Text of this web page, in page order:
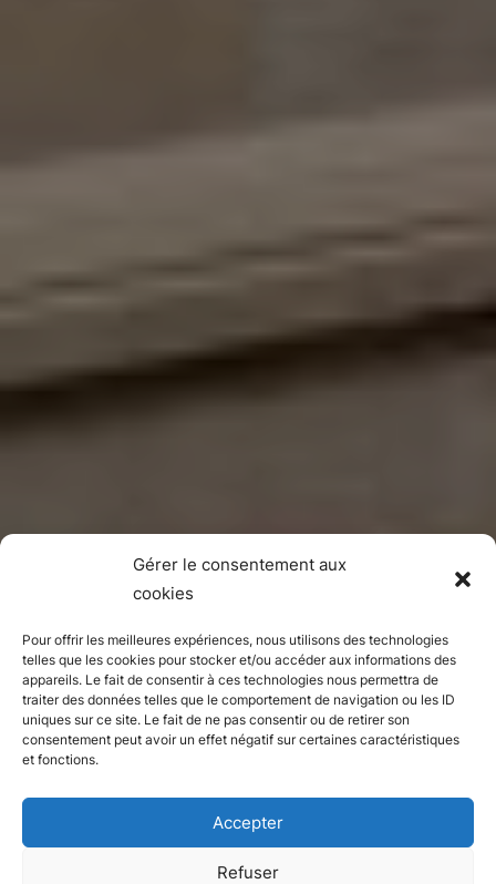
Gérer le consentement aux
cookies
Pour offrir les meilleures expériences, nous utilisons des technologies
telles que les cookies pour stocker et/ou accéder aux informations des
appareils. Le fait de consentir à ces technologies nous permettra de
traiter des données telles que le comportement de navigation ou les ID
uniques sur ce site. Le fait de ne pas consentir ou de retirer son
consentement peut avoir un effet négatif sur certaines caractéristiques
et fonctions.
Accepter
Refuser